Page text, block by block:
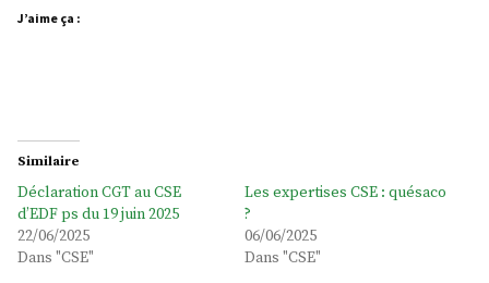
J’aime ça :
Similaire
Déclaration CGT au CSE
d’EDF ps du 19 juin 2025
22/06/2025
Dans "CSE"
Les expertises CSE : quésaco
?
06/06/2025
Dans "CSE"